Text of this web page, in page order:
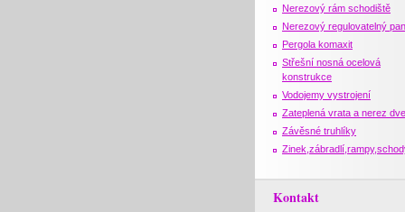
Nerezový rám schodiště
Nerezový regulovatelný
Pergola komaxit
Střešní nosná ocelová
konstrukce
Vodojemy vystrojení
Zateplená vrata a nerez
Závěsné truhlíky
Kontakt